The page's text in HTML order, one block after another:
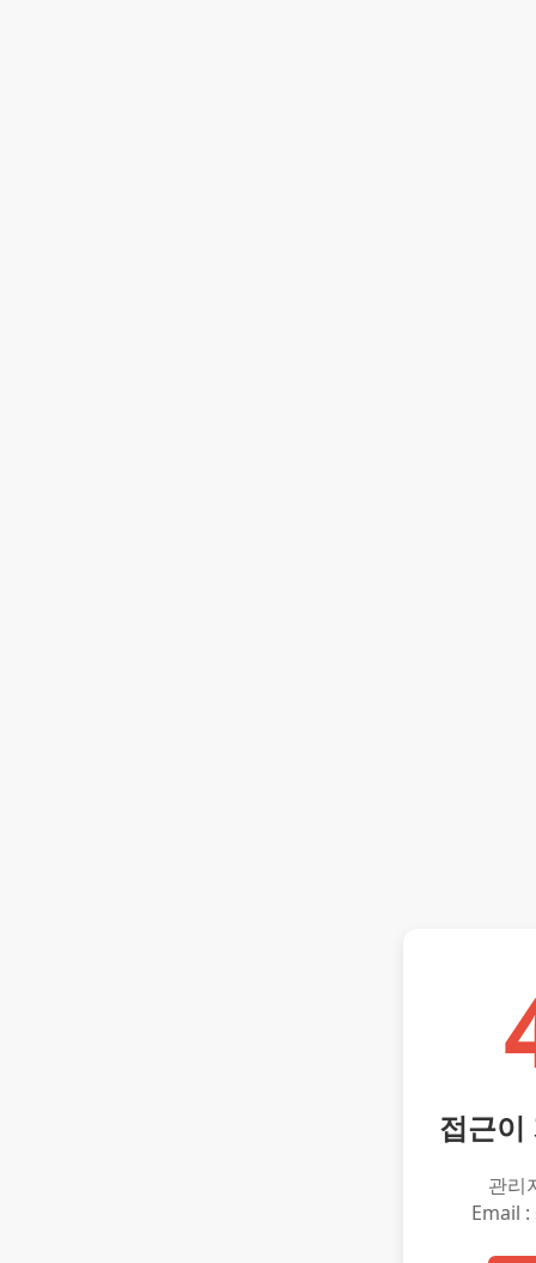
접근이
관리
Email